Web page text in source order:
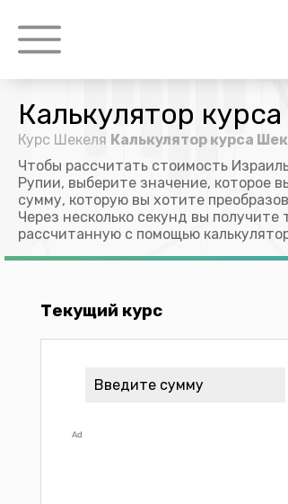
Калькулятор
Курс Шекеля Калькулятор курса
Чтобы рассчитать стоимость
Рупии, выберите значение, которое
сумму, которую вы хотите
Через несколько секунд вы
рассчитанную с помощью
Текущий курс
Ad